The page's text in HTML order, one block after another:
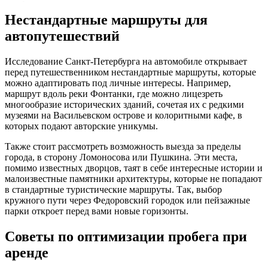
Нестандартные маршруты для
автопутешествий
Исследование Санкт-Петербурга на автомобиле открывает
перед путешественником нестандартные маршруты, которые
можно адаптировать под личные интересы. Например,
маршрут вдоль реки Фонтанки, где можно лицезреть
многообразие исторических зданий, сочетая их с редкими
музеями на Васильевском острове и колоритными кафе, в
которых подают авторские уникумы.
Также стоит рассмотреть возможность выезда за пределы
города, в сторону Ломоносова или Пушкина. Эти места,
помимо известных дворцов, таят в себе интересные истории и
малоизвестные памятники архитектуры, которые не попадают
в стандартные туристические маршруты. Так, выбор
кружного пути через Федоровский городок или пейзажные
парки откроет перед вами новые горизонты.
Советы по оптимизации пробега при
аренде